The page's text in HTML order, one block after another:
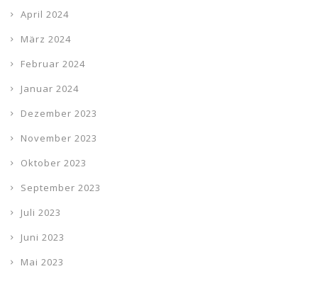
April 2024
März 2024
Februar 2024
Januar 2024
Dezember 2023
November 2023
Oktober 2023
September 2023
Juli 2023
Juni 2023
Mai 2023